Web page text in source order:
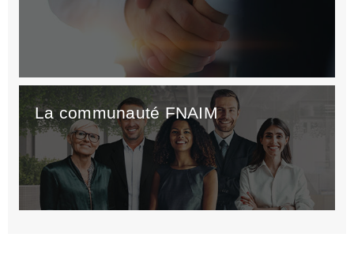
La communauté FNAIM